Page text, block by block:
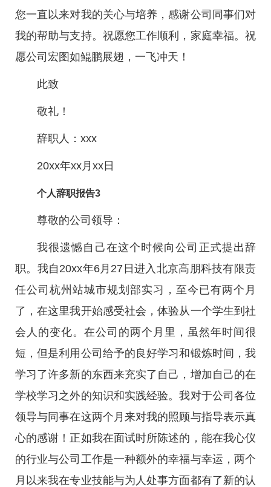
您一直以来对我的关心与培养，感谢公司同事们对
我的帮助与支持。祝愿您工作顺利，家庭幸福。祝
愿公司宏图如鲲鹏展翅，一飞冲天！
此致
敬礼！
辞职人：xxx
20xx年xx月xx日
个人辞职报告3
尊敬的公司领导：
我很遗憾自己在这个时候向公司正式提出辞
职。我自20xx年6月27日进入北京高朋科技有限责
任公司杭州站城市规划部实习，至今已有两个月
了，在这里我开始感受社会，体验从一个学生到社
会人的变化。在公司的两个月里，虽然年时间很
短，但是利用公司给予的良好学习和锻炼时间，我
学习了许多新的东西来充实了自己，增加自己的在
学校学习之外的知识和实践经验。我对于公司各位
领导与同事在这两个月来对我的照顾与指导表示真
心的感谢！正如我在面试时所陈述的，能在我心仪
的行业与公司工作是一种额外的幸福与幸运，两个
月以来我在专业技能与为人处事方面都有了新的认